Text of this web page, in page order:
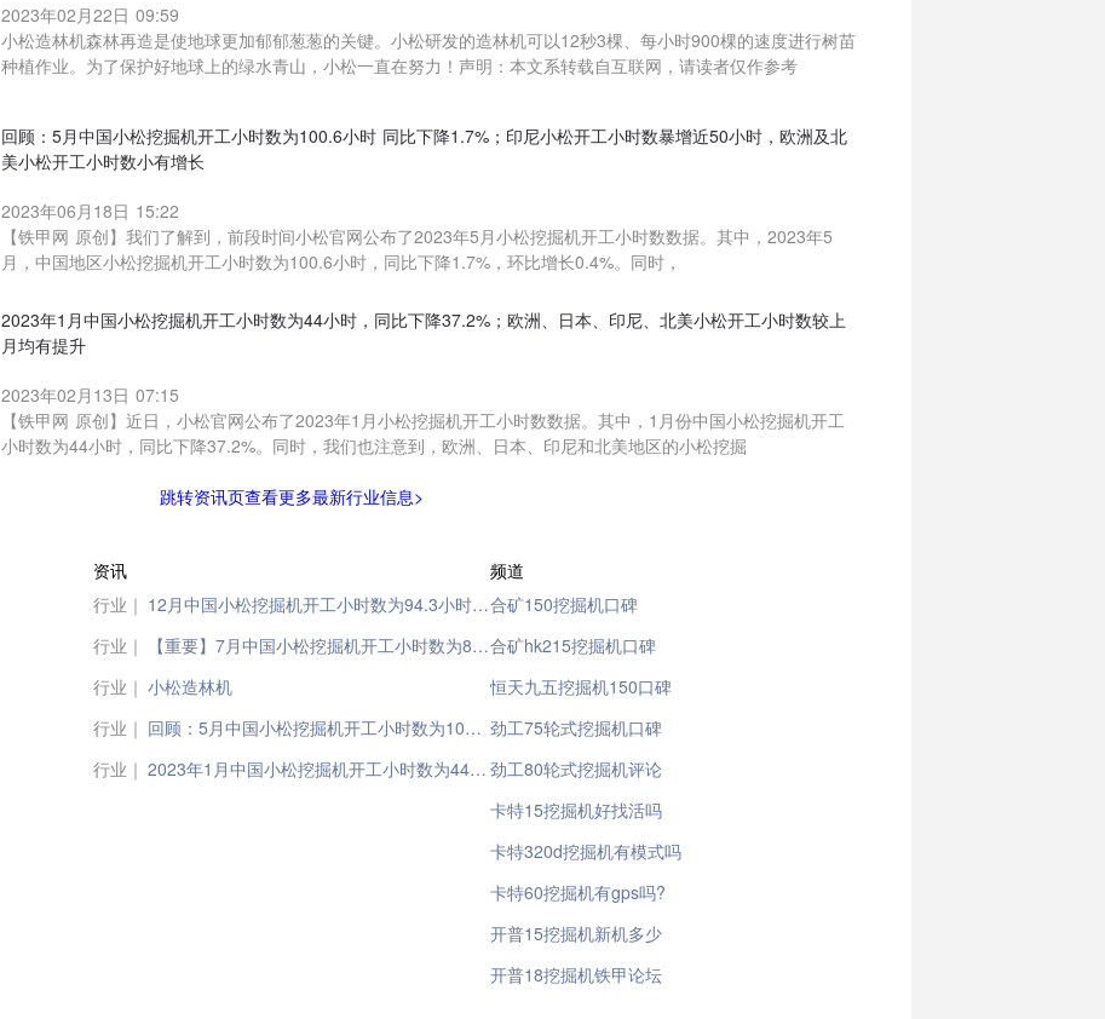
2023年02月22日 09:59
小松造林机森林再造是使地球更加郁郁葱葱的关键。小松研发的造林机可以12秒3棵、每小时900棵的速度进行树苗
种植作业。为了保护好地球上的绿水青山，小松一直在努力！声明：本文系转载自互联网，请读者仅作参考
回顾：5月中国小松挖掘机开工小时数为100.6小时 同比下降1.7%；印尼小松开工小时数暴增近50小时，欧洲及北
美小松开工小时数小有增长
2023年06月18日 15:22
【铁甲网 原创】我们了解到，前段时间小松官网公布了2023年5月小松挖掘机开工小时数数据。其中，2023年5
月，中国地区小松挖掘机开工小时数为100.6小时，同比下降1.7%，环比增长0.4%。同时，
2023年1月中国小松挖掘机开工小时数为44小时，同比下降37.2%；欧洲、日本、印尼、北美小松开工小时数较上
月均有提升
2023年02月13日 07:15
【铁甲网 原创】近日，小松官网公布了2023年1月小松挖掘机开工小时数数据。其中，1月份中国小松挖掘机开工
小时数为44小时，同比下降37.2%。同时，我们也注意到，欧洲、日本、印尼和北美地区的小松挖掘
跳转资讯页查看更多最新行业信息>
资讯
行业｜
12月中国小松挖掘机开工小时数为94.3小时，同比下降13.8%；欧洲和北美小松开工小时数降至年度最低
行业｜
【重要】7月中国小松挖掘机开工小时数为89.4小时， 同比下降8.7%；日本、北美、印尼、欧洲、中国五个地区开工小时数的同比变化，三增两降；尤其印尼地区小松挖掘机开工小时数再创新高，一骑绝尘！
行业｜ 小松造林机
行业｜
回顾：5月中国小松挖掘机开工小时数为100.6小时 同比下降1.7%；印尼小松开工小时数暴增近50小时，欧洲及北美小松开工小时数小有增长
行业｜
2023年1月中国小松挖掘机开工小时数为44小时，同比下降37.2%；欧洲、日本、印尼、北美小松开工小时数较上月均有提升
频道
合矿150挖掘机口碑
合矿hk215挖掘机口碑
恒天九五挖掘机150口碑
劲工75轮式挖掘机口碑
劲工80轮式挖掘机评论
卡特15挖掘机好找活吗
卡特320d挖掘机有模式吗
卡特60挖掘机有gps吗?
开普15挖掘机新机多少
开普18挖掘机铁甲论坛